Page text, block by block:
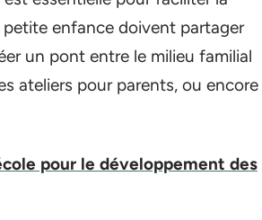
petite enfance doivent partager
un pont entre le milieu familial
ateliers pour parents, ou encore
pour le développement des